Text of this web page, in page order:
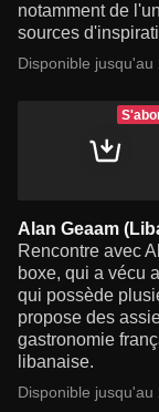
notamment de
sources
Disponible jusqu'au
Alan Geaam
Rencontre avec
boxe, qui a vécu
qui possède
propose des
gastronomie
libanaise.
Disponible jusqu'au